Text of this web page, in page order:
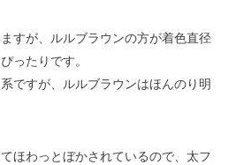
すが、ルルブラウンの方が着色直径
ったりです。
ですが、ルルブラウンはほんのり明
ほわっとぼかされているので、太フ